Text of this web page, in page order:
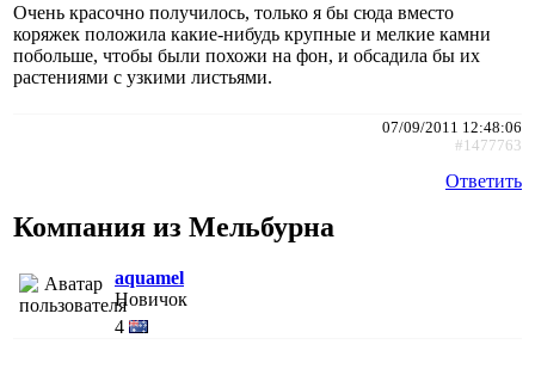
Очень красочно получилось, только я бы сюда вместо
коряжек положила какие-нибудь крупные и мелкие камни
побольше, чтобы были похожи на фон, и обсадила бы их
растениями с узкими листьями.
07/09/2011 12:48:06
#1477763
Ответить
Компания из Мельбурна
aquamel
Новичок
4